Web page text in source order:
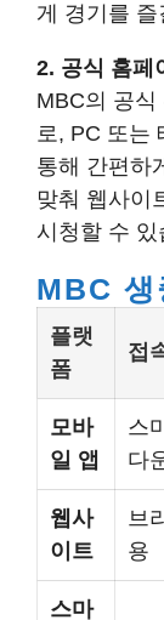
게 경기를
2. 공식 홈페
MBC의 공식
로, PC 또는
통해 간편하
맞춰 웹사이
시청할 수 있
MBC 생
플랫
폼
접
모바
일 앱
스
다
웹사
이트
브
용
스마